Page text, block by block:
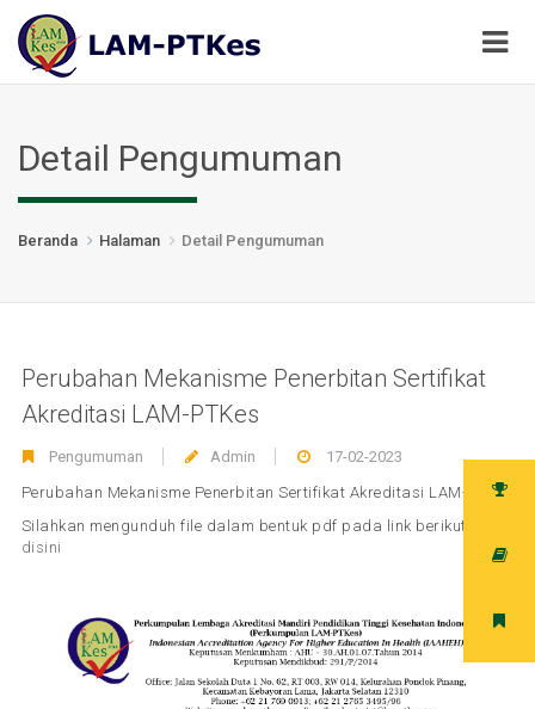
Detail Pengumuman
Beranda Halaman Detail Pengumuman
Perubahan Mekanisme Penerbitan Sertifikat
Akreditasi LAM-PTKes
Pengumuman Admin
17-02-2023
Perubahan Mekanisme Penerbitan Sertifikat Akreditasi LAM-PTKes
Silahkan mengunduh file dalam bentuk pdf pada link berikut
disini